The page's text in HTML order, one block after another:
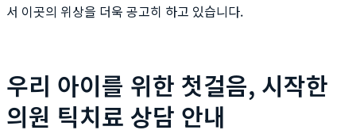
서 이곳의 위상을 더욱 공고히 하고 있습니다.
우리 아이를 위한 첫걸음, 시작한
의원 틱치료 상담 안내